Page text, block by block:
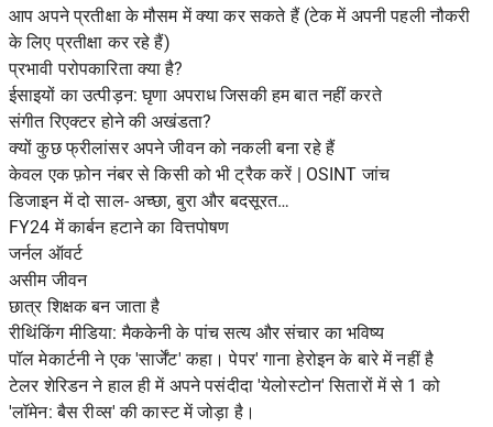
आप अपने प्रतीक्षा के मौसम में क्या कर सकते हैं (टेक में अपनी पहली नौकरी
के लिए प्रतीक्षा कर रहे हैं)
प्रभावी परोपकारिता क्या है?
ईसाइयों का उत्पीड़न: घृणा अपराध जिसकी हम बात नहीं करते
संगीत रिएक्टर होने की अखंडता?
क्यों कुछ फ्रीलांसर अपने जीवन को नकली बना रहे हैं
केवल एक फ़ोन नंबर से किसी को भी ट्रैक करें | OSINT जांच
डिजाइन में दो साल- अच्छा, बुरा और बदसूरत…
FY24 में कार्बन हटाने का वित्तपोषण
जर्नल ऑवर्ट
असीम जीवन
छात्र शिक्षक बन जाता है
रीथिंकिंग मीडिया: मैककेनी के पांच सत्य और संचार का भविष्य
पॉल मेकार्टनी ने एक 'सार्जेंट' कहा। पेपर' गाना हेरोइन के बारे में नहीं है
टेलर शेरिडन ने हाल ही में अपने पसंदीदा 'येलोस्टोन' सितारों में से 1 को
'लॉमेन: बैस रीव्स' की कास्ट में जोड़ा है।